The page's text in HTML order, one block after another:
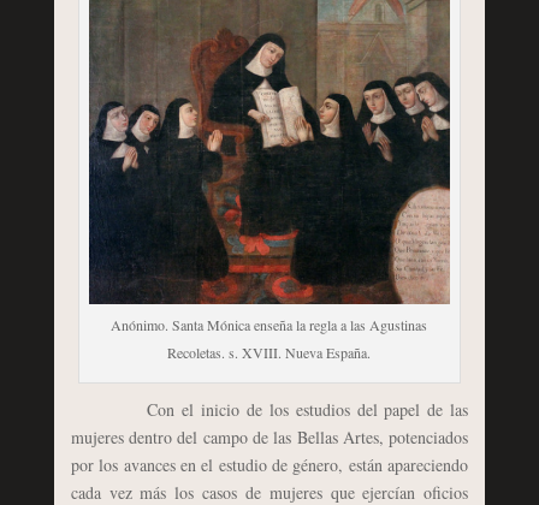
Anónimo. Santa Mónica enseña la regla a las Agustinas
Recoletas. s. XVIII. Nueva España.
Con el inicio de los estudios del papel de las
mujeres dentro del campo de las Bellas Artes, potenciados
por los avances en el estudio de género, están apareciendo
cada vez más los casos de mujeres que ejercían oficios